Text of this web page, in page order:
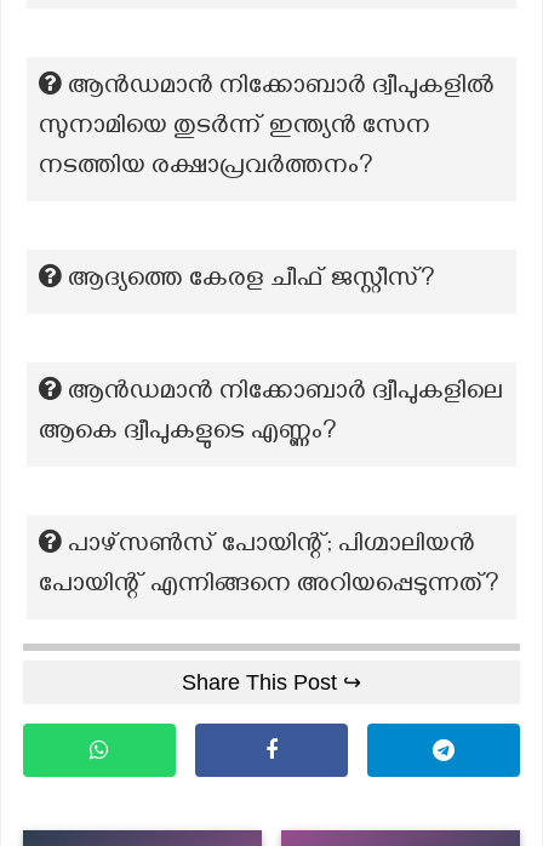
ആൻഡമാൻ നിക്കോബാർ ദ്വീപുകളിൽ
സുനാമിയെ തുടർന്ന് ഇന്ത്യൻ സേന
നടത്തിയ രക്ഷാപ്രവർത്തനം?
ആദ്യത്തെ കേരള ചീഫ് ജസ്റ്റീസ്?
ആൻഡമാൻ നിക്കോബാർ ദ്വീപുകളിലെ
ആകെ ദ്വീപുകളുടെ എണ്ണം?
പാഴ്സൺസ് പോയിന്റ്; പിഗ്മാലിയൻ
പോയിന്റ് എന്നിങ്ങനെ അറിയപ്പെടുന്നത്?
Share This Post ↪